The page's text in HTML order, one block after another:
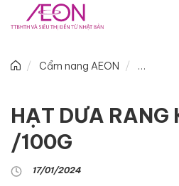
Cẩm nang AEON
HẠT DƯA RANG
/100G
17/01/2024